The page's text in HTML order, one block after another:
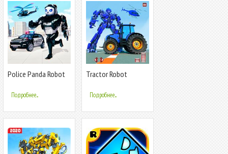
Police Panda Robot
Car Games
Подробнее...
Tractor Robot
Moto Robot Games
Подробнее...